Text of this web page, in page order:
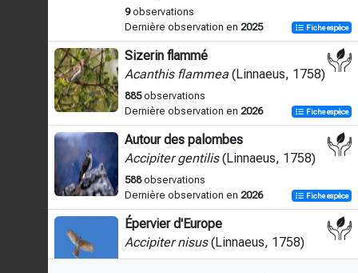
9observations
Dernière observation en 2025 Fiche espèce
Sizerin flammé
Acanthis flammea (Linnaeus, 1758)
885observations
Dernière observation en 2026 Fiche espèce
Autour des palombes
Accipiter gentilis(Linnaeus, 1758)
588observations
Dernière observation en 2026 Fiche espèce
Épervier d'Europe
Accipiter nisus(Linnaeus, 1758)